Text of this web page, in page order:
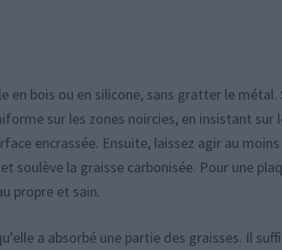
en bois ou en silicone, sans gratter le métal.
sur les zones noircies, en insistant sur
encrassée. Ensuite, laissez agir au
soulève la graisse carbonisée. Pour une
propre et sain.
a absorbé une partie des graisses. Il